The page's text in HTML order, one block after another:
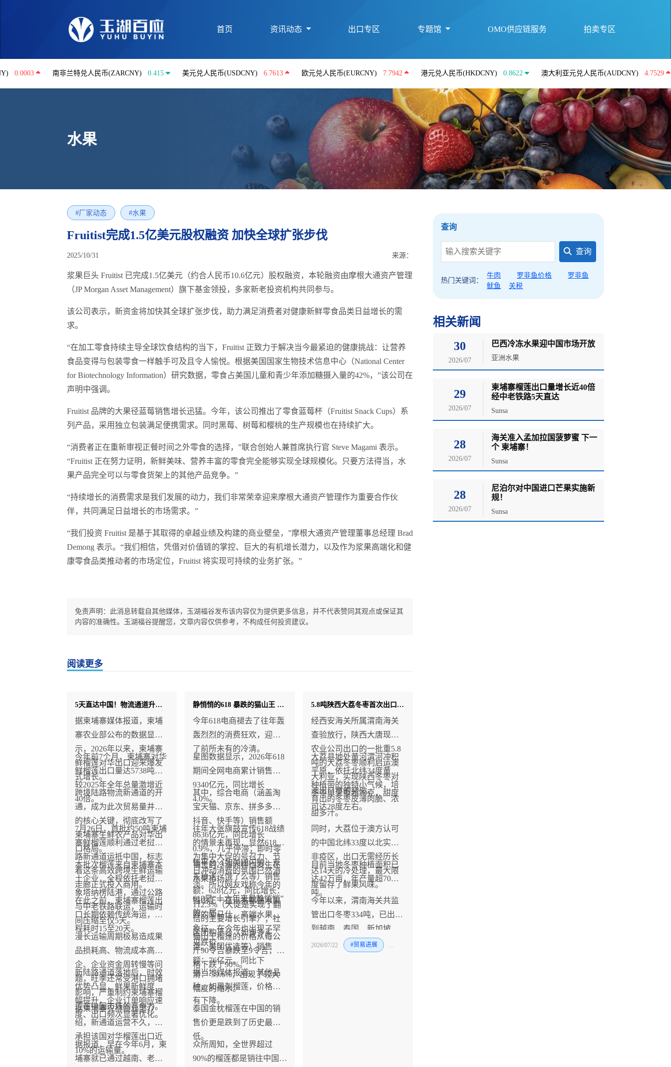
首页 资讯动态 出口专区 专题馆 OMO供应链服务 拍卖专区
南非兰特兑人民币(ZARCNY) 0.415 美元兑人民币(USDCNY) 6.7613 欧元兑人民币(EURCNY) 7.7942 港元兑人民币(HKDCNY) 0.8622 澳大利亚元兑人民币(AUDCNY) 4.7529 英镑
水果
#厂家动态 #水果
Fruitist完成1.5亿美元股权融资 加快全球扩张步伐
2025/10/31 来源：
浆果巨头 Fruitist 已完成1.5亿美元（约合人民币10.6亿元）股权融资，本轮融资由摩根大通资产管理
（JP Morgan Asset Management）旗下基金领投，多家新老投资机构共同参与。
该公司表示，新资金将加快其全球扩张步伐，助力满足消费者对健康新鲜零食品类日益增长的需
求。
“在加工零食持续主导全球饮食结构的当下，Fruitist 正致力于解决当今最紧迫的健康挑战：让营养
食品变得与包装零食一样触手可及且令人愉悦。根据美国国家生物技术信息中心（National Center
for Biotechnology Information）研究数据，零食占美国儿童和青少年添加糖摄入量的42%，”该公司在
声明中强调。
Fruitist 品牌的大果径蓝莓销售增长迅猛。今年，该公司推出了零食蓝莓杯（Fruitist Snack Cups）系
列产品，采用独立包装满足便携需求。同时黑莓、树莓和樱桃的生产规模也在持续扩大。
“消费者正在重新审视正餐时间之外零食的选择，”联合创始人兼首席执行官 Steve Magami 表示。
“Fruitist 正在努力证明，新鲜美味、营养丰富的零食完全能够实现全球规模化。只要方法得当，水
果产品完全可以与零食货架上的其他产品竞争。”
“持续增长的消费需求是我们发展的动力，我们非常荣幸迎来摩根大通资产管理作为重要合作伙
伴，共同满足日益增长的市场需求。”
“我们投资 Fruitist 是基于其取得的卓越业绩及构建的商业壁垒，”摩根大通资产管理董事总经理 Brad
Demong 表示。“我们相信，凭借对价值链的掌控、巨大的有机增长潜力，以及作为浆果高端化和健
康零食品类推动者的市场定位，Fruitist 将实现可持续的业务扩张。”
免责声明：此消息转载自其他媒体，玉湖福谷发布该内容仅为提供更多信息，并不代表赞同其观点或保证其
内容的准确性。玉湖福谷提醒您，文章内容仅供参考，不构成任何投资建议。
阅读更多
5天直达中国！物流通道升级 柬埔寨榴莲对华出口暴涨近40倍
据柬埔寨媒体报道，柬埔
寨农业部公布的数据显
示，2026年以来，柬埔寨
鲜榴莲对华出口迎来爆发
式增长。
今年前7个月，柬埔寨对华
鲜榴莲出口量达5738吨，
较2025年全年总量激增近
40倍。
跨境陆路物流新通道的开
通，成为此次贸易量井喷
的核心关键，彻底改写了
柬埔寨生鲜农产品对华出
口格局。
7月26日，首批约50吨柬埔
寨鲜榴莲顺利通过老挝陆
路新通道运抵中国，标志
着这条高效跨境生鲜运输
走廊正式投入商用。
本批次榴莲来自柬埔寨本
土企业，全程依托老挝万
象塔纳楞陆港，通过公路
与中老铁路联运，运输时
间压缩至仅5天。
在此之前，柬埔寨榴莲出
口长期依赖传统海运，全
程耗时15至20天。
漫长运输周期极易造成果
品损耗高、物流成本高
企、企业资金周转慢等问
题，旺季还常受港口拥堵
影响，严重制约柬埔寨榴
莲在中国市场的竞争力。
新陆路通道落地后，时效
优势凸显，鲜果新鲜度大
幅提升，企业订单响应速
度、出口频次显著优化。
据柬埔寨农林渔业部介
绍，新通道运营不久，已
承担该国对华榴莲出口近
10%的运输量。
据报道，早在今年6月，柬
埔寨就已通过越南、老挝
静悄悄的618 暴跌的猫山王 消费下行倒逼水果行业转型？
今年618电商褪去了往年轰
轰烈烈的消费狂欢，迎来
了前所未有的冷清。
星图数据显示，2026年618
期间全网电商累计销售额
9340亿元，同比增长
4.0%。
其中，综合电商（涵盖淘
宝天猫、京东、拼多多、
抖音、快手等）销售额
8636亿元，同比增长
0.9%，几乎停滞；即时零
售平台（如美团闪购、京
东秒送、饿了么等）销售
额：628亿元，同比增长：
112.3%（大促是实现了翻
倍的主要增长引擎）；社
区团购平台（如多多买
菜、美团优选等）销售
额：76亿元，同比下
滑：-39.6%，出现了较大
幅度的缩水。
往年大张旗鼓宣传618战绩
的情景未再现，显然618作
为集中大促的号召力、节
日冲动消费的氛围已然消
淡。所以网友戏称今年的
618是“十六年来最静悄悄”
的一届。
销售的冷清同样也发生在
水果市场。
猫山王一直以来都是水果
界的爱马仕，高端水果的
象征，在今年也出现了罕
见跌价。
猫山王榴莲的价格从每公
斤90令吉暴跌至9令吉，价
格下跌了90%。
据当地媒体报道，其他品
种，如黑刺榴莲，价格也
有下降。
泰国金枕榴莲在中国的销
售价更是跌到了历史最
低。
众所周知，全世界超过
90%的榴莲都是销往中国
5.8吨陕西大荔冬枣首次出口澳大利亚
经西安海关所属渭南海关
查验放行，陕西大唐现代
农业公司出口的一批重5.8
吨的大荔冬枣顺利启运澳
大利亚，实现陕西冬枣对
澳出口零的突破。
大荔县地处黄河渭河冲积
平原，依托北纬34度黄金
种植带的独特小气候，培
育出的冬枣皮薄肉脆、浓
甜多汁。
冬枣单果重超20克，甜度
可达28度左右。
同时，大荔位于澳方认可
的中国北纬33度以北实蝇
非疫区，出口无需经历长
达14天的冷处理，最大限
度留存了鲜果风味。
目前当地冬枣种植面积已
达42万亩，年产量超70万
吨。
今年以来，渭南海关共监
管出口冬枣334吨，已出口
到越南、泰国、新加坡、
加拿大等多个国家和地
2026/07/22 #贸易进展
查询
查询
热门关键词：
牛肉 罗非鱼价格
罗非鱼
鱿鱼
关税
相关新闻
30
2026/07
巴西冷冻水果迎中国市场开放
亚洲水果
29
2026/07
柬埔寨榴莲出口量增长近40倍
经中老铁路5天直达
Sunsa
28
2026/07
海关准入孟加拉国菠萝蜜 下一
个 柬埔寨！
Sunsa
28
2026/07
尼泊尔对中国进口芒果实施新
规！
Sunsa